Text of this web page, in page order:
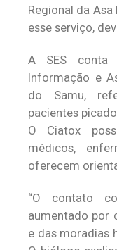
Regional da
esse serviço,
A SES
Informação e
do Samu,
pacientes
O Ciatox
médicos,
oferecem
“O contato
aumentado por
e das moradias